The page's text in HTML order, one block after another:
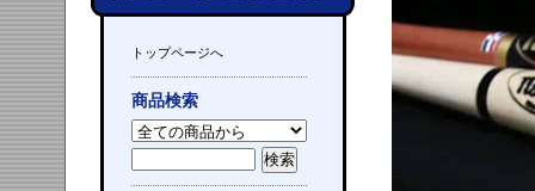
トップページへ
商品検索